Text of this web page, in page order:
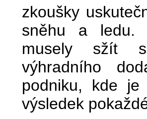
zkoušky
sněhu a ledu.
musely sžít
výhradního
podniku, kde
výsledek